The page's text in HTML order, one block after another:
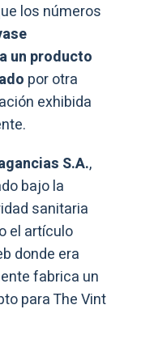
los números
un producto
por otra
exhibida
S.A.,
bajo la
sanitaria
el artículo
donde era
fabrica un
para The Vint